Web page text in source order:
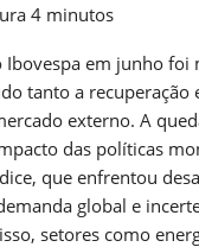
4 minutos
Ibovespa em junho foi
tanto a recuperação
externo. A
das políticas
que enfrentou
global e
setores como